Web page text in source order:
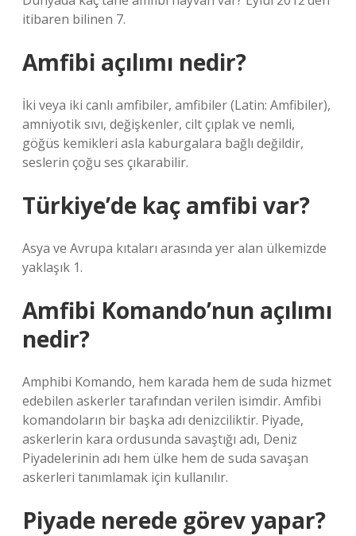
itibaren bilinen 7.
Amfibi açılımı nedir?
İki veya iki canlı amfibiler, amfibiler (Latin: Amfibiler),
amniyotik sıvı, değişkenler, cilt çıplak ve nemli,
göğüs kemikleri asla kaburgalara bağlı değildir,
seslerin çoğu ses çıkarabilir.
Türkiye’de kaç amfibi var?
Asya ve Avrupa kıtaları arasında yer alan ülkemizde
yaklaşık 1.
Amfibi Komando’nun açılımı
nedir?
Amphibi Komando, hem karada hem de suda hizmet
edebilen askerler tarafından verilen isimdir. Amfibi
komandoların bir başka adı denizciliktir. Piyade,
askerlerin kara ordusunda savaştığı adı, Deniz
Piyadelerinin adı hem ülke hem de suda savaşan
askerleri tanımlamak için kullanılır.
Piyade nerede görev yapar?